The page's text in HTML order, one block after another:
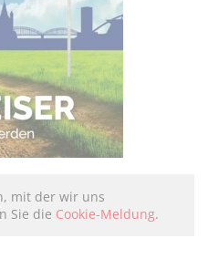
mit der wir uns
Sie die Cookie-Meldung.